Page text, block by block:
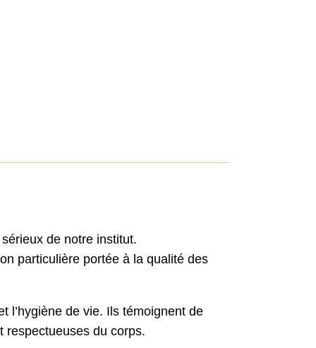
de notre institut.
particulière portée à la qualité des
l’hygiène de vie. Ils témoignent de
respectueuses du corps.